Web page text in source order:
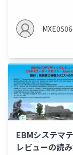
EBMシステマ
レビューの読